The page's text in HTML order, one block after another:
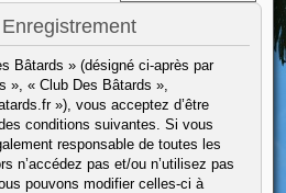
Bâtards » (désigné ci-après par
», « Club Des Bâtards »,
»), vous acceptez d’être
conditions suivantes. Si vous
responsable de toutes les
n’accédez pas et/ou n’utilisez pas
pouvons modifier celles-ci à